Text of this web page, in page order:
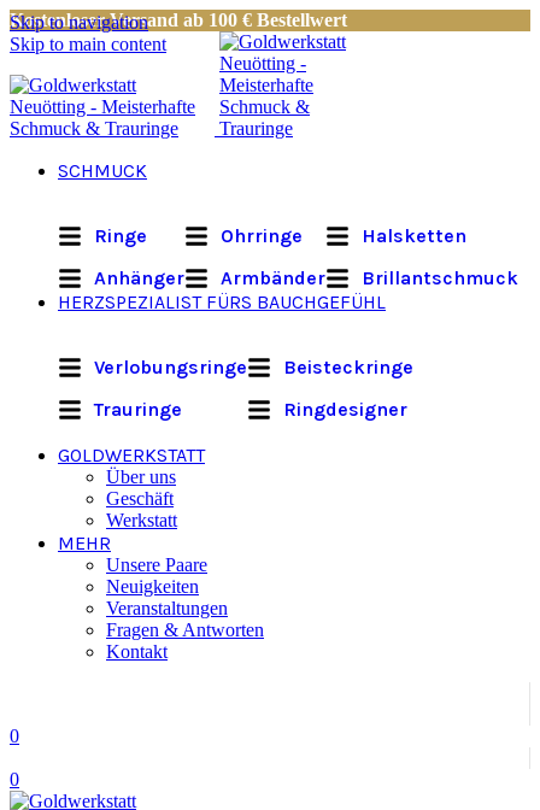
Skip to navigation
Skip to main content
Kostenloser Versand ab 100 € Bestellwert
SCHMUCK
Ringe
Anhänger
Ohrringe
Armbänder
Halsketten
Brillantschmuck
HERZSPEZIALIST FÜRS BAUCHGEFÜHL
Verlobungsringe
Trauringe
Beisteckringe
Ringdesigner
GOLDWERKSTATT
Über uns
Geschäft
Werkstatt
MEHR
Unsere Paare
Neuigkeiten
Veranstaltungen
Fragen & Antworten
Kontakt
0
0